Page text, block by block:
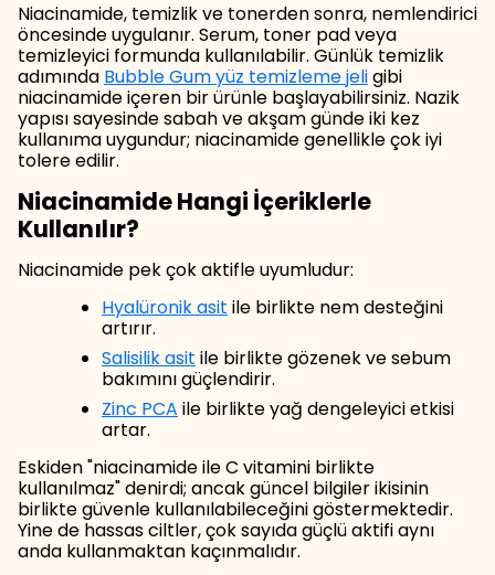
Niacinamide, temizlik ve tonerden sonra, nemlendirici
öncesinde uygulanır. Serum, toner pad veya
temizleyici formunda kullanılabilir. Günlük temizlik
adımında Bubble Gum yüz temizleme jeligibi
niacinamide içeren bir ürünle başlayabilirsiniz. Nazik
yapısı sayesinde sabah ve akşam günde iki kez
kullanıma uygundur; niacinamide genellikle çok iyi
tolere edilir.
Niacinamide Hangi İçeriklerle
Kullanılır?
Niacinamide pek çok aktifle uyumludur:
Hyalüronik asit ile birlikte nem desteğini
artırır.
Salisilik asit ile birlikte gözenek ve sebum
bakımını güçlendirir.
Zinc PCA ile birlikte yağ dengeleyici etkisi
artar.
Eskiden "niacinamide ile C vitamini birlikte
kullanılmaz" denirdi; ancak güncel bilgiler ikisinin
birlikte güvenle kullanılabileceğini göstermektedir.
Yine de hassas ciltler, çok sayıda güçlü aktifi aynı
anda kullanmaktan kaçınmalıdır.